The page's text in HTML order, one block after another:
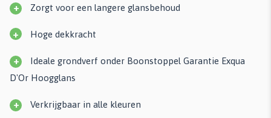
+ Zorgt voor een langere glansbehoud
+ Hoge dekkracht
+
Ideale grondverf onder Boonstoppel Garantie Exqua
D'Or Hoogglans
+ Verkrijgbaar in alle kleuren